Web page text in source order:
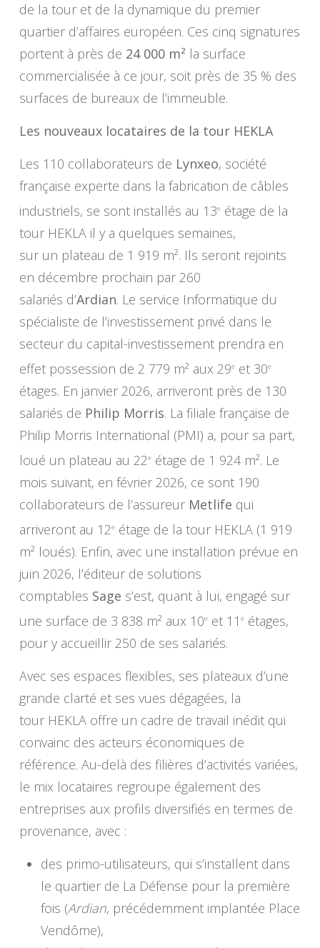
de la tour et de la dynamique du premier
quartier d’affaires européen. Ces cinq signatures
portent à près de 24 000 m² la surface
commercialisée à ce jour, soit près de 35 % des
surfaces de bureaux de l’immeuble.
Les nouveaux locataires de la tour HEKLA
Les 110 collaborateurs de Lynxeo, société
française experte dans la fabrication de câbles
industriels, se sont installés au 13eétage de la
tour HEKLA il y a quelques semaines,
sur un plateau de 1 919 m². Ils seront rejoints
en décembre prochain par 260
salariés d’Ardian. Le service Informatique du
spécialiste de l’investissement privé dans le
secteur du capital-investissement prendra en
effet possession de 2 779 m² aux 29eet 30e
étages. En janvier 2026, arriveront près de 130
salariés de Philip Morris. La filiale française de
Philip Morris International (PMI) a, pour sa part,
loué un plateau au 22eétage de 1 924 m². Le
mois suivant, en février 2026, ce sont 190
collaborateurs de l’assureur Metlife qui
arriveront au 12eétage de la tour HEKLA (1 919
m² loués). Enfin, avec une installation prévue en
juin 2026, l’éditeur de solutions
comptables Sage s’est, quant à lui, engagé sur
une surface de 3 838 m² aux 10eet 11 eétages,
pour y accueillir 250 de ses salariés.
Avec ses espaces flexibles, ses plateaux d’une
grande clarté et ses vues dégagées, la
tour HEKLA offre un cadre de travail inédit qui
convainc des acteurs économiques de
référence. Au-delà des filières d’activités variées,
le mix locataires regroupe également des
entreprises aux profils diversifiés en termes de
provenance, avec :
des primo-utilisateurs, qui s’installent dans
le quartier de La Défense pour la première
fois (Ardian, précédemment implantée Place
Vendôme),